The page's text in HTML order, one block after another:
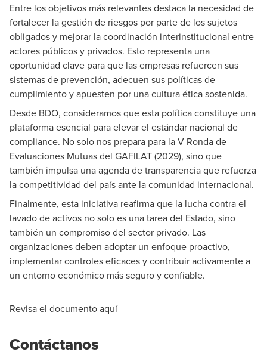
Entre los objetivos más relevantes destaca la necesidad de
fortalecer la gestión de riesgos por parte de los sujetos
obligados y mejorar la coordinación interinstitucional entre
actores públicos y privados. Esto representa una
oportunidad clave para que las empresas refuercen sus
sistemas de prevención, adecuen sus políticas de
cumplimiento y apuesten por una cultura ética sostenida.
Desde BDO, consideramos que esta política constituye una
plataforma esencial para elevar el estándar nacional de
compliance. No solo nos prepara para la V Ronda de
Evaluaciones Mutuas del GAFILAT (2029), sino que
también impulsa una agenda de transparencia que refuerza
la competitividad del país ante la comunidad internacional.
Finalmente, esta iniciativa reafirma que la lucha contra el
lavado de activos no solo es una tarea del Estado, sino
también un compromiso del sector privado. Las
organizaciones deben adoptar un enfoque proactivo,
implementar controles eficaces y contribuir activamente a
un entorno económico más seguro y confiable.
Revisa el documento aquí
Contáctanos